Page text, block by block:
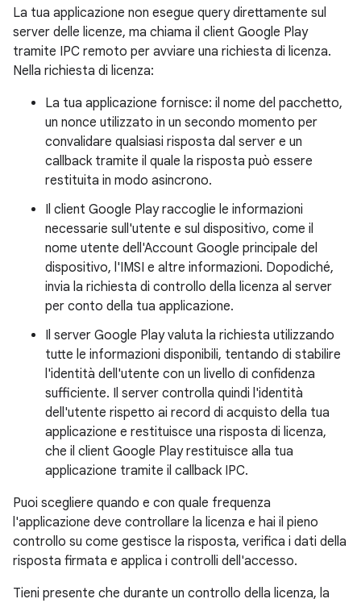
La tua applicazione non esegue query direttamente sul
server delle licenze, ma chiama il client Google Play
tramite IPC remoto per avviare una richiesta di licenza.
Nella richiesta di licenza:
La tua applicazione fornisce: il nome del pacchetto,
un nonce utilizzato in un secondo momento per
convalidare qualsiasi risposta dal server e un
callback tramite il quale la risposta può essere
restituita in modo asincrono.
Il client Google Play raccoglie le informazioni
necessarie sull'utente e sul dispositivo, come il
nome utente dell'Account Google principale del
dispositivo, l'IMSI e altre informazioni. Dopodiché,
invia la richiesta di controllo della licenza al server
per conto della tua applicazione.
Il server Google Play valuta la richiesta utilizzando
tutte le informazioni disponibili, tentando di stabilire
l'identità dell'utente con un livello di confidenza
sufficiente. Il server controlla quindi l'identità
dell'utente rispetto ai record di acquisto della tua
applicazione e restituisce una risposta di licenza,
che il client Google Play restituisce alla tua
applicazione tramite il callback IPC.
Puoi scegliere quando e con quale frequenza
l'applicazione deve controllare la licenza e hai il pieno
controllo su come gestisce la risposta, verifica i dati della
risposta firmata e applica i controlli dell'accesso.
Tieni presente che durante un controllo della licenza, la